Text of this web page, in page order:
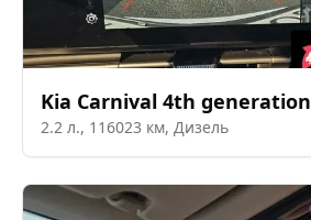
Kia Carnival 4th generation
2.2 л., 116023 км, Дизель